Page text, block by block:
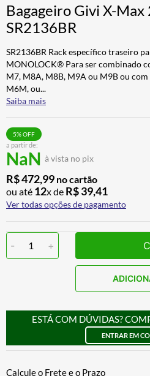
Bagageiro Givi X-
SR2136BR
SR2136BR Rack específico traseiro
MONOLOCK® Para ser combinado
M7, M8A, M8B, M9A ou M9B ou
M6M, ou...
Saiba mais
a partir de:
NaN à vista no pix
5% OFF
R$472,99 no cartão
ou até 12x de R$39,41
Ver todas opções de pagamento
- 1 +
ESTÁ COM DÚVIDAS?
ENTRAR EM
5º LUVA
6º BAU
7º ALPINESTAR
8º AIROH
9
10º BOTAS